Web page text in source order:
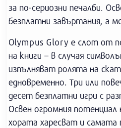
за по-сериозни печалби.
безплатни завъртания, а
Olympus Glory е слот от
на книги – в случая
изпълняват ролята на
едновременно. Три или
десет безплатни игри с
Освен огромния
хората харесват и